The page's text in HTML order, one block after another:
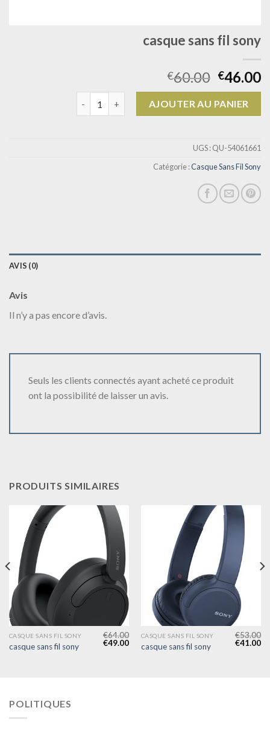
casque sans fil sony
€60.00 €46.00
AJOUTER AU PANIER
UGS :QU-54061661
Catégorie :Casque Sans Fil Sony
AVIS (0)
Avis
Il n’y a pas encore d’avis.
Seuls les clients connectés ayant acheté ce produit
ont la possibilité de laisser un avis.
PRODUITS SIMILAIRES
CASQUE SANS FIL SONY
casque sans fil sony
€64.00
€49.00
CASQUE SANS FIL SONY
casque sans fil sony
€53.00
€41.00
POLITIQUES